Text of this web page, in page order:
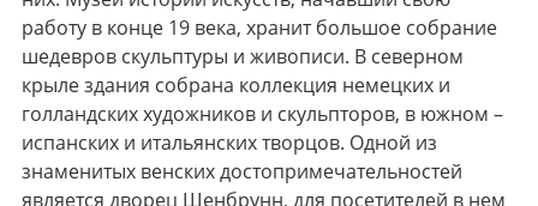
работу в конце 19 века, хранит большое собрание
шедевров скульптуры и живописи. В северном
крыле здания собрана коллекция немецких и
голландских художников и скульпторов, в южном –
испанских и итальянских творцов. Одной из
знаменитых венских достопримечательностей
является дворец Шенбрунн, для посетителей в нем